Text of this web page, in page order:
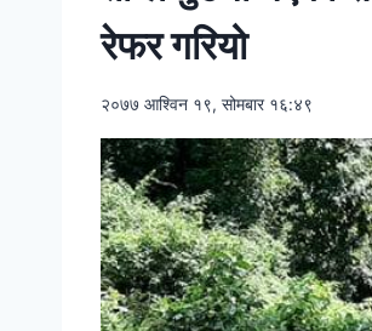
रेफर गरियो
२०७७ आश्विन १९, सोमबार १६:४९